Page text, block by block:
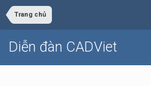
Trang chủ
Diễn đàn CADViet